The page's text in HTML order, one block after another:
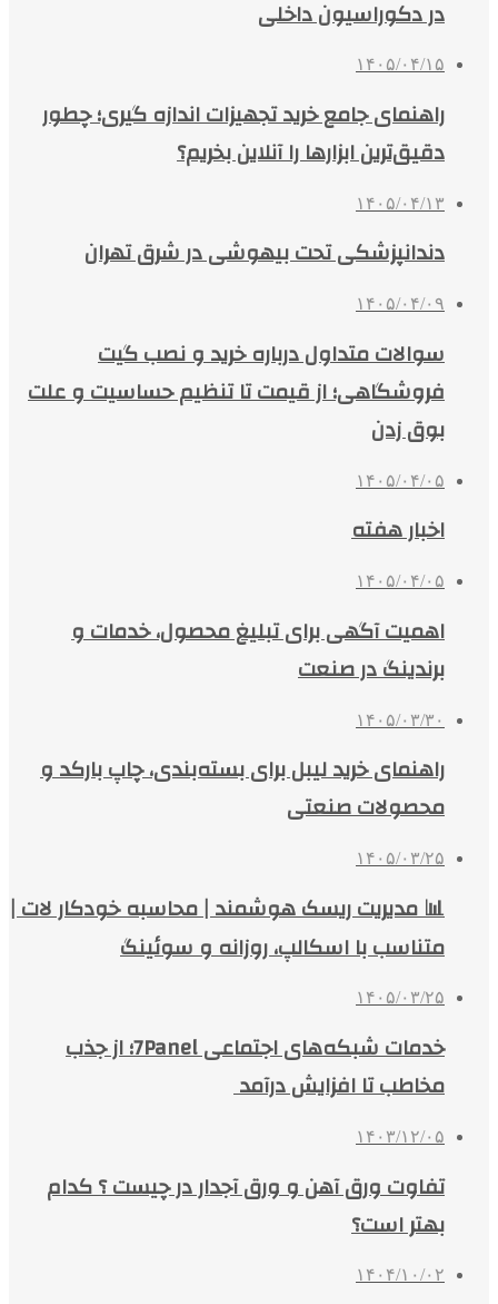
در دکوراسیون داخلی
۱۴۰۵/۰۴/۱۵
راهنمای جامع خرید تجهیزات اندازه گیری؛ چطور
دقیق‌ترین ابزارها را آنلاین بخریم؟
۱۴۰۵/۰۴/۱۳
دندانپزشکی تحت بیهوشی در شرق تهران
۱۴۰۵/۰۴/۰۹
سوالات متداول درباره خرید و نصب گیت
فروشگاهی؛ از قیمت تا تنظیم حساسیت و علت
بوق زدن
۱۴۰۵/۰۴/۰۵
اخبار هفته
۱۴۰۵/۰۴/۰۵
اهمیت آگهی برای تبلیغ محصول، خدمات و
برندینگ در صنعت
۱۴۰۵/۰۳/۳۰
راهنمای خرید لیبل برای بسته‌بندی، چاپ بارکد و
محصولات صنعتی
۱۴۰۵/۰۳/۲۵
📊 مدیریت ریسک هوشمند | محاسبه خودکار لات |
متناسب با اسکالپ، روزانه و سوئینگ
۱۴۰۵/۰۳/۲۵
خدمات شبکه‌های اجتماعی 7Panel؛ از جذب
مخاطب تا افزایش درآمد
۱۴۰۳/۱۲/۰۵
تفاوت ورق آهن و ورق آجدار در چیست ؟ کدام
بهتر است؟
۱۴۰۴/۱۰/۰۲